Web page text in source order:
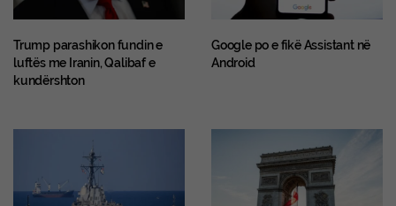
Trump parashikon fundin e
luftës me Iranin, Qalibaf e
kundërshton
Google po e fikë Assistant në
Android